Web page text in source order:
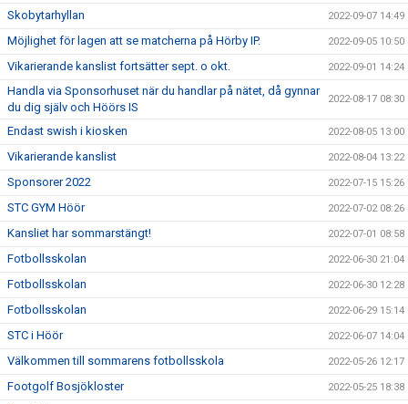
Skobytarhyllan 2022-09-07 14:49
Möjlighet för lagen att se matcherna på Hörby IP. 2022-09-05 10:50
Vikarierande kanslist fortsätter sept. o okt. 2022-09-01 14:24
Handla via Sponsorhuset när du handlar på nätet, då gynnar
du dig själv och Höörs IS
2022-08-17 08:30
Endast swish i kiosken 2022-08-05 13:00
Vikarierande kanslist 2022-08-04 13:22
Sponsorer 2022 2022-07-15 15:26
STC GYM Höör 2022-07-02 08:26
Kansliet har sommarstängt! 2022-07-01 08:58
Fotbollsskolan 2022-06-30 21:04
Fotbollsskolan 2022-06-30 12:28
Fotbollsskolan 2022-06-29 15:14
STC i Höör 2022-06-07 14:04
Välkommen till sommarens fotbollsskola 2022-05-26 12:17
Footgolf Bosjökloster 2022-05-25 18:38